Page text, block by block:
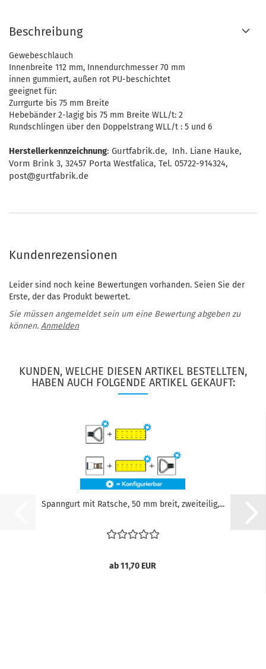
Beschreibung
Gewebeschlauch
Innenbreite 112 mm, Innendurchmesser 70 mm
innen gummiert, außen rot PU-beschichtet
geeignet für:
Zurrgurte bis 75 mm Breite
Hebebänder 2-lagig bis 75 mm Breite WLL/t: 2
Rundschlingen über den Doppelstrang WLL/t : 5 und 6
Herstellerkennzeichnung: Gurtfabrik.de, Inh. Liane Hauke,
Vorm Brink 3, 32457 Porta Westfalica, Tel. 05722-914324,
post@gurtfabrik.de
Kundenrezensionen
Leider sind noch keine Bewertungen vorhanden. Seien Sie der
Erste, der das Produkt bewertet.
Sie müssen angemeldet sein um eine Bewertung abgeben zu
können. Anmelden
KUNDEN, WELCHE DIESEN ARTIKEL BESTELLTEN,
HABEN AUCH FOLGENDE ARTIKEL GEKAUFT:
Spanngurt mit Ratsche, 50 mm breit, zweiteilig,...
ab 11,70 EUR